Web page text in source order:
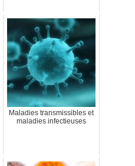
Maladies transmissibles et
maladies infectieuses